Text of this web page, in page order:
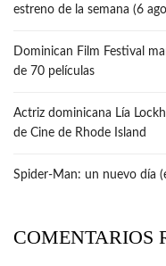
estreno de la semana (6
Dominican Film Festival
de 70 películas
Actriz dominicana Lía
de Cine de Rhode Island
Spider-Man: un nuevo día
COMENTARIOS